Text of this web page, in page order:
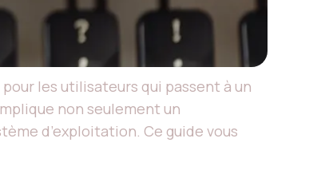
les utilisateurs qui passent à un
non seulement un
d’exploitation. Ce guide vous